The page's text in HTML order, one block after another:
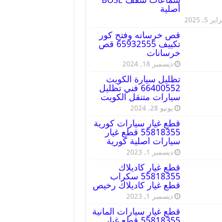
أصلية
5, 2025
قص خرسانه وفتح كور
تكييف 65932555 قص
خرسانات
ديسمبر 18, 2024
تظليل سيارة الكويت
66400552 فني تظليل
سيارات متنقل الكويت
يونيو 28, 2024
قطع غيار سيارات كورية
55818355 قطع غيار
سيارات اصلية كورية
ديسمبر 1, 2023
قطع غيار كاديلاك
55818355 سكراب
قطع غيار كاديلاك رخيص
ديسمبر 1, 2023
قطع غيار سيارات المانية